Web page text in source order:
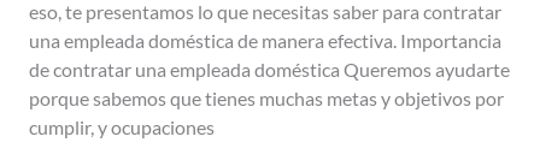
eso, te presentamos lo que necesitas saber para contratar
una empleada doméstica de manera efectiva. Importancia
de contratar una empleada doméstica Queremos ayudarte
porque sabemos que tienes muchas metas y objetivos por
cumplir, y ocupaciones